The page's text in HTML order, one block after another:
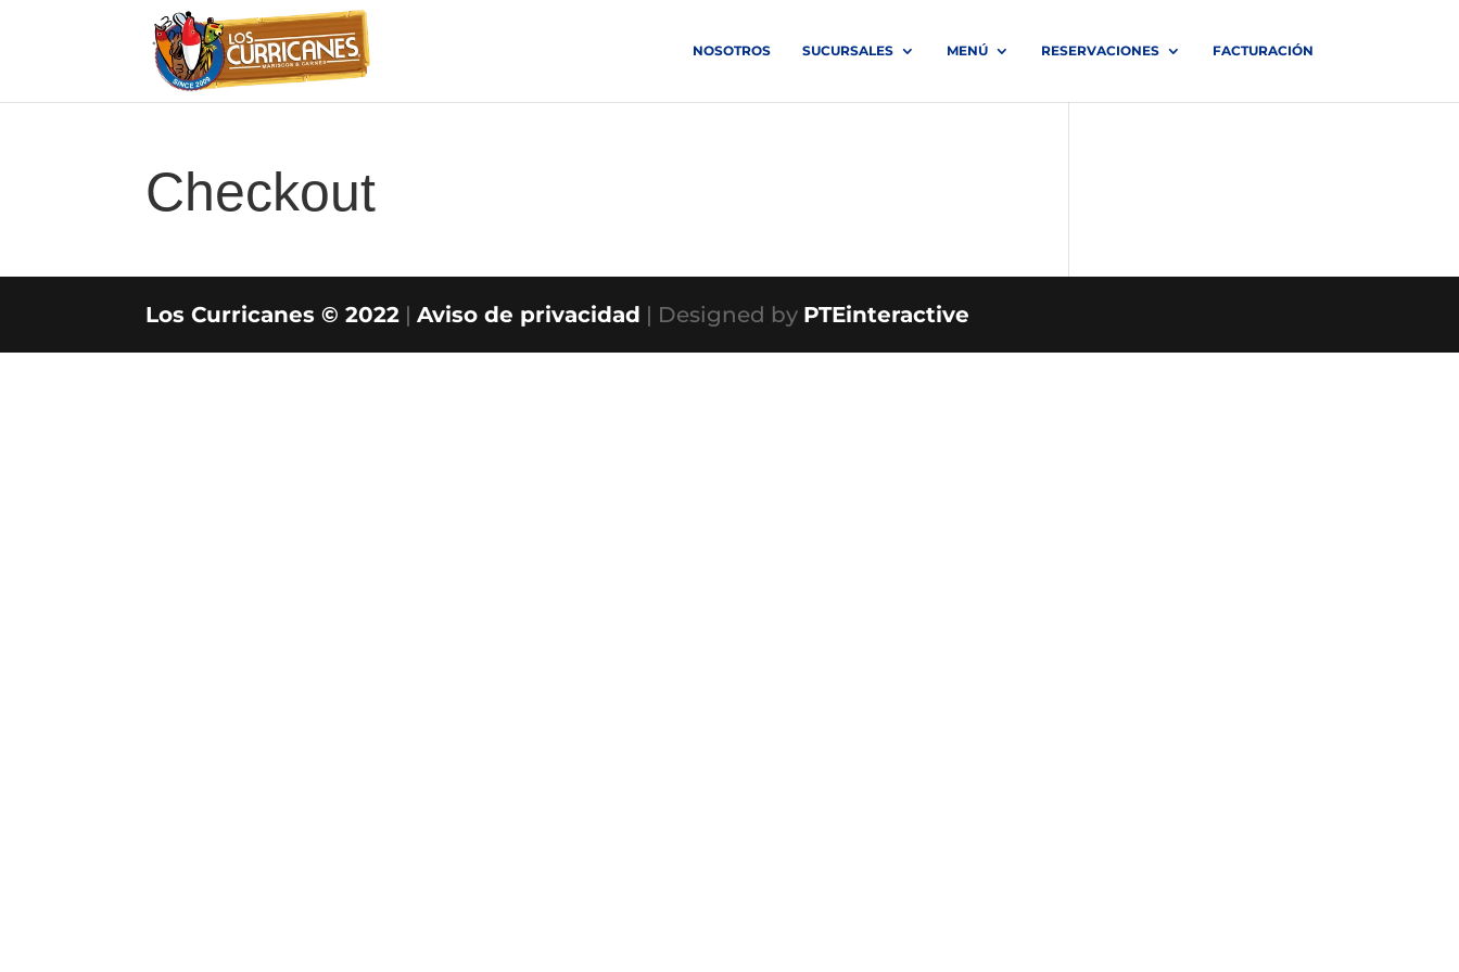
NOSOTROS SUCURSALES MENÚ RESERVACIONES FACTURACIÓN
Checkout
Los Curricanes © 2022 |Aviso de privacidad | Designed by PTEinteractive